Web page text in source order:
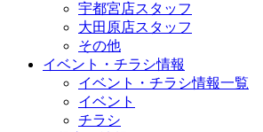
宇都宮店スタッフ
大田原店スタッフ
その他
イベント・チラシ情報
イベント・チラシ情報一覧
イベント
チラシ